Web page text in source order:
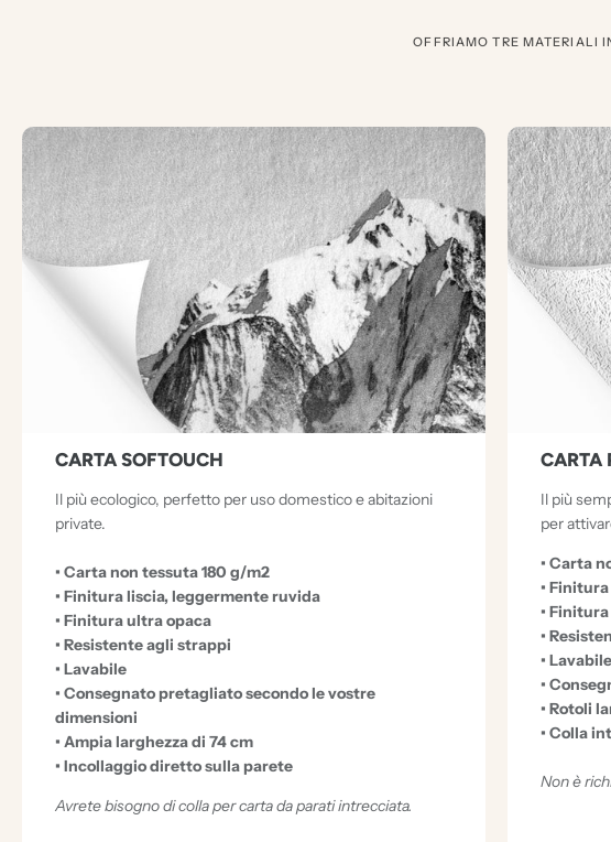
OFFRIAMO TRE MATERIALI
CARTA SOFTOUCH
Il più ecologico, perfetto per uso domestico e abitazioni
private.
• Carta non tessuta 180 g/m2
• Finitura liscia, leggermente ruvida
• Finitura ultra opaca
• Resistente agli strappi
• Lavabile
• Consegnato pretagliato secondo le vostre
dimensioni
• Ampia larghezza di 74 cm
• Incollaggio diretto sulla parete
Avrete bisogno di colla per carta da parati intrecciata.
CARTA
Il più
per
• Carta
•
•
•
• Lavabile
•
• Rotoli
• Colla
Non è